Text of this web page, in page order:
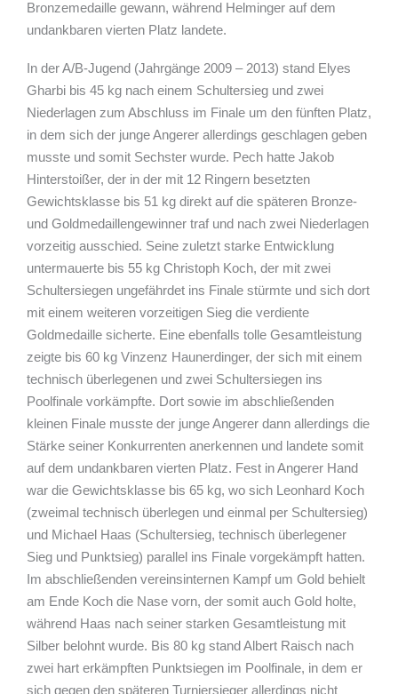
Bronzemedaille gewann, während Helminger auf dem
undankbaren vierten Platz landete.
In der A/B-Jugend (Jahrgänge 2009 – 2013) stand Elyes
Gharbi bis 45 kg nach einem Schultersieg und zwei
Niederlagen zum Abschluss im Finale um den fünften Platz,
in dem sich der junge Angerer allerdings geschlagen geben
musste und somit Sechster wurde. Pech hatte Jakob
Hinterstoißer, der in der mit 12 Ringern besetzten
Gewichtsklasse bis 51 kg direkt auf die späteren Bronze-
und Goldmedaillengewinner traf und nach zwei Niederlagen
vorzeitig ausschied. Seine zuletzt starke Entwicklung
untermauerte bis 55 kg Christoph Koch, der mit zwei
Schultersiegen ungefährdet ins Finale stürmte und sich dort
mit einem weiteren vorzeitigen Sieg die verdiente
Goldmedaille sicherte. Eine ebenfalls tolle Gesamtleistung
zeigte bis 60 kg Vinzenz Haunerdinger, der sich mit einem
technisch überlegenen und zwei Schultersiegen ins
Poolfinale vorkämpfte. Dort sowie im abschließenden
kleinen Finale musste der junge Angerer dann allerdings die
Stärke seiner Konkurrenten anerkennen und landete somit
auf dem undankbaren vierten Platz. Fest in Angerer Hand
war die Gewichtsklasse bis 65 kg, wo sich Leonhard Koch
(zweimal technisch überlegen und einmal per Schultersieg)
und Michael Haas (Schultersieg, technisch überlegener
Sieg und Punktsieg) parallel ins Finale vorgekämpft hatten.
Im abschließenden vereinsinternen Kampf um Gold behielt
am Ende Koch die Nase vorn, der somit auch Gold holte,
während Haas nach seiner starken Gesamtleistung mit
Silber belohnt wurde. Bis 80 kg stand Albert Raisch nach
zwei hart erkämpften Punktsiegen im Poolfinale, in dem er
sich gegen den späteren Turniersieger allerdings nicht